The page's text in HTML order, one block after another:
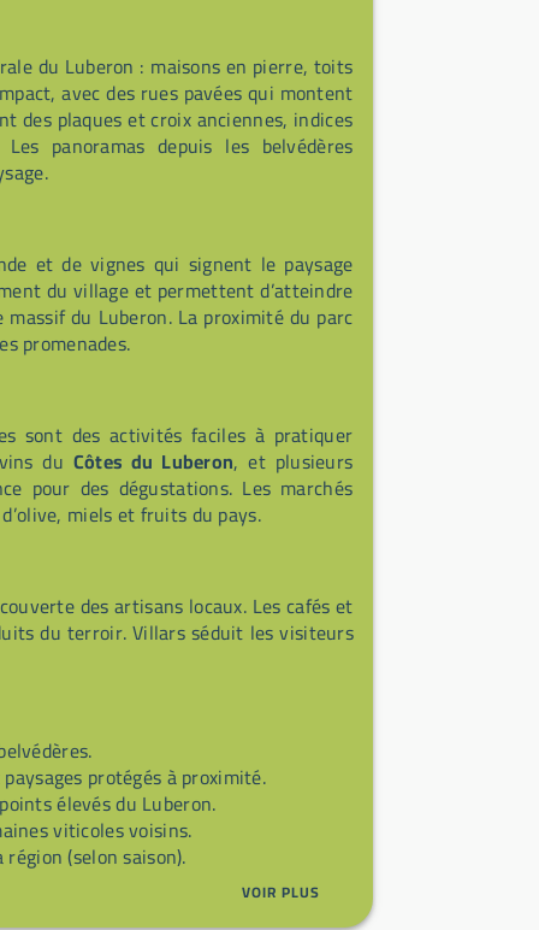
du Luberon : maisons en pierre, toits
avec des rues pavées qui montent
des plaques et croix anciennes, indices
panoramas depuis les belvédères
et de vignes qui signent le paysage
du village et permettent d’atteindre
massif du Luberon. La proximité du parc
promenades.
sont des activités faciles à pratiquer
du Côtes du Luberon, et plusieurs
pour des dégustations. Les marchés
miels et fruits du pays.
des artisans locaux. Les cafés et
du terroir. Villars séduit les visiteurs
protégés à proximité.
élevés du Luberon.
viticoles voisins.
(selon saison).
VOIR PLUS